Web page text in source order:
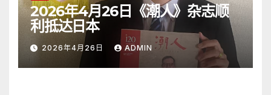
2026年4月26日《潮人》杂志顺
利抵达日本
2026年4月26日 ADMIN